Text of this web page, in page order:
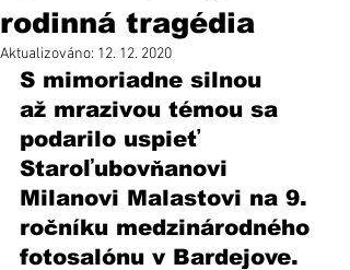
rodinná tragédia
Aktualizováno: 12. 12. 2020
S mimoriadne silnou
až mrazivou témou sa
podarilo uspieť
Staroľubovňanovi
Milanovi Malastovi na 9.
ročníku medzinárodného
fotosalónu v Bardejove.